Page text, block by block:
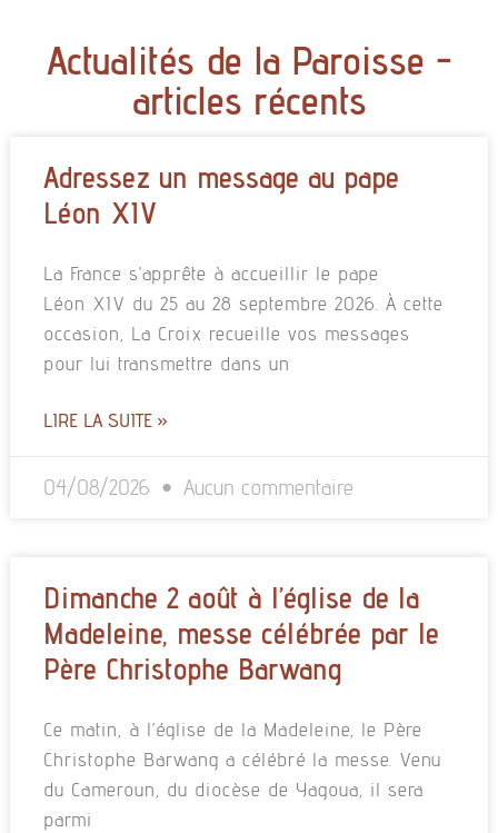
Actualités de la Paroisse -
articles récents
Adressez un message au pape
Léon XIV
La France s’apprête à accueillir le pape
Léon XIV du 25 au 28 septembre 2026. À cette
occasion, La Croix recueille vos messages
pour lui transmettre dans un
LIRE LA SUITE »
04/08/2026 Aucun commentaire
Dimanche 2 août à l’église de la
Madeleine, messe célébrée par le
Père Christophe Barwang
Ce matin, à l’église de la Madeleine, le Père
Christophe Barwang a célébré la messe. Venu
du Cameroun, du diocèse de Yagoua, il sera
parmi